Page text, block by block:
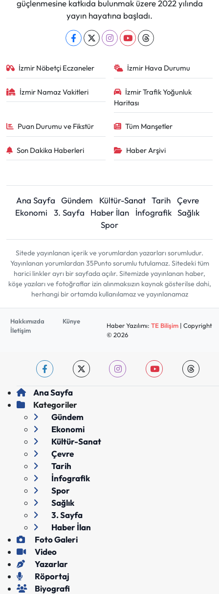
güçlenmesine katkıda bulunmak üzere 2022 yılında
yayın hayatına başladı.
İzmir Nöbetçi Eczaneler İzmir Hava Durumu
İzmir Namaz Vakitleri
İzmir Trafik Yoğunluk
Haritası
Puan Durumu ve Fikstür Tüm Manşetler
Son Dakika Haberleri Haber Arşivi
Ana Sayfa Gündem Kültür-Sanat Tarih
Çevre
Ekonomi
3. Sayfa Haber İlan İnfografik Sağlık
Spor
Sitede yayınlanan içerik ve yorumlardan yazarları sorumludur.
Yayınlanan yorumlardan 35Punto sorumlu tutulamaz. Sitedeki tüm
harici linkler ayrı bir sayfada açılır. Sitemizde yayınlanan haber,
köşe yazıları ve fotoğraflar izin alınmaksızın kaynak gösterilse dahi,
herhangi bir ortamda kullanılamaz ve yayınlanamaz
Hakkımızda
Künye
İletişim
Haber Yazılımı: TE Bilişim| Copyright
© 2026
Ana Sayfa
Kategoriler
Gündem
Ekonomi
Kültür-Sanat
Çevre
Tarih
İnfografik
Spor
Sağlık
3. Sayfa
Haber İlan
Foto Galeri
Video
Yazarlar
Röportaj
Biyografi